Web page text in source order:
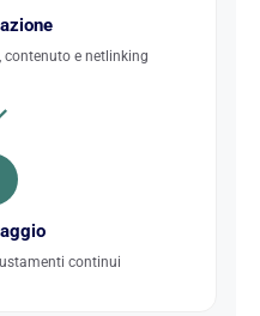
contenuto e netlinking
continui